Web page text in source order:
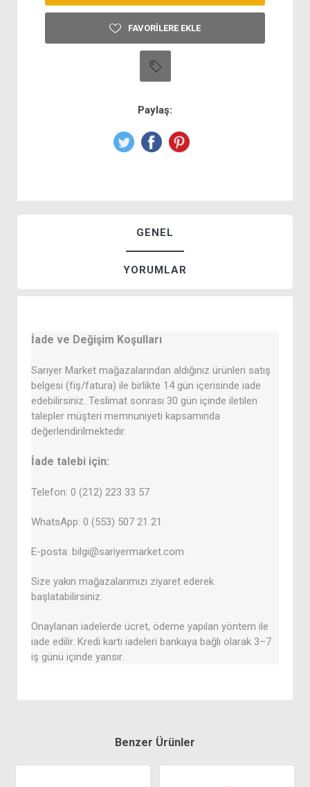
FAVORILERE EKLE
Paylaş:
GENEL
YORUMLAR
İade ve Değişim Koşulları
Sarıyer Market mağazalarından aldığınız ürünleri satış
belgesi (fiş/fatura) ile birlikte 14 gün içerisinde iade
edebilirsiniz. Teslimat sonrası 30 gün içinde iletilen
talepler müşteri memnuniyeti kapsamında
değerlendirilmektedir.
İade talebi için:
Telefon: 0 (212) 223 33 57
WhatsApp: 0 (553) 507 21 21
E-posta: bilgi@sariyermarket.com
Size yakın mağazalarımızı ziyaret ederek
başlatabilirsiniz.
Onaylanan iadelerde ücret, ödeme yapılan yöntem ile
iade edilir. Kredi kartı iadeleri bankaya bağlı olarak 3–7
iş günü içinde yansır.
Benzer Ürünler